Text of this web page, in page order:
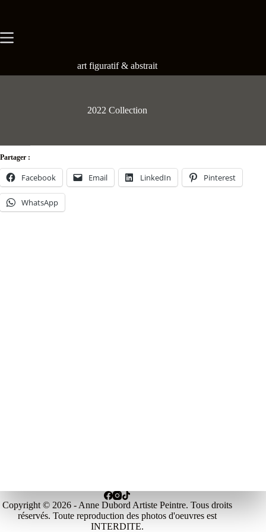
art figuratif & abstrait
2022 Collection
Partager :
Facebook Email LinkedIn Pinterest
WhatsApp
Copyright © 2026 - Anne Dubord Artiste Peintre. Tous droits
réservés. Toute reproduction des photos d'oeuvres est
INTERDITE.